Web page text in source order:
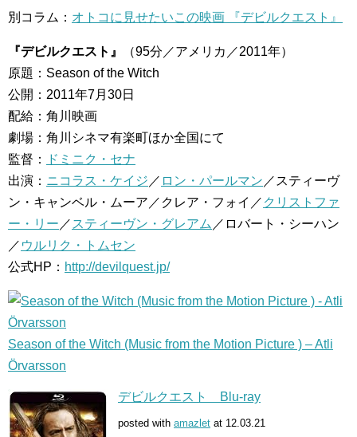
別コラム： オトコに見せたいこの映画 『デビルクエスト』
『デビルクエスト』
（95分／アメリカ／2011年）
原題：Season of the Witch
公開：2011年7月30日
配給：角川映画
劇場：角川シネマ有楽町ほか全国にて
監督：
ドミニク・セナ
出演： ニコラス・ケイジ ／ ロン・パールマン ／スティーヴ
ン・キャンベル・ムーア／クレア・フォイ／ クリストファ
ー・リー ／ スティーヴン・グレアム ／ロバート・シーハン
／ ウルリク・トムセン
公式HP： http://devilquest.jp/
Season of the Witch (Music from the Motion Picture ) – Atli
Örvarsson
デビルクエスト Blu-ray
posted with amazlet at 12.03.21